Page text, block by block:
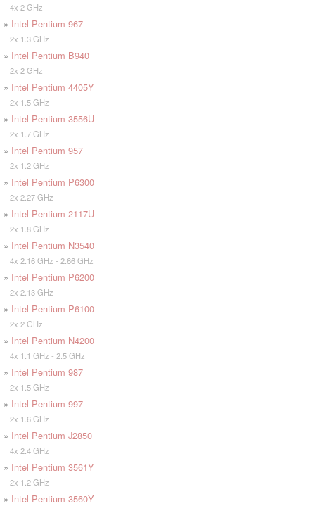
4x 2 GHz
» Intel Pentium 967
2x 1.3 GHz
» Intel Pentium B940
2x 2 GHz
» Intel Pentium 4405Y
2x 1.5 GHz
» Intel Pentium 3556U
2x 1.7 GHz
» Intel Pentium 957
2x 1.2 GHz
» Intel Pentium P6300
2x 2.27 GHz
» Intel Pentium 2117U
2x 1.8 GHz
» Intel Pentium N3540
4x 2.16 GHz - 2.66 GHz
» Intel Pentium P6200
2x 2.13 GHz
» Intel Pentium P6100
2x 2 GHz
» Intel Pentium N4200
4x 1.1 GHz - 2.5 GHz
» Intel Pentium 987
2x 1.5 GHz
» Intel Pentium 997
2x 1.6 GHz
» Intel Pentium J2850
4x 2.4 GHz
» Intel Pentium 3561Y
2x 1.2 GHz
» Intel Pentium 3560Y